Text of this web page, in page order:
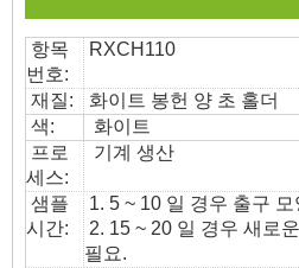
항목
번호:
RXCH110
재질:
화이트 봉헌 양 초 홀더
색:
화이트
프로
세스:
기계 생산
샘플
시간:
1. 5 ~ 10 일 경우 출구
2. 15 ~ 20 일 경우 새로
필요.